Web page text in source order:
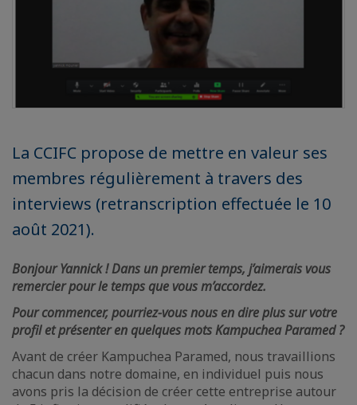
La CCIFC propose de mettre en valeur ses
membres régulièrement à travers des
interviews (retranscription effectuée le 10
août 2021).
Bonjour Yannick ! Dans un premier temps, j’aimerais vous
remercier pour le temps que vous m’accordez.
Pour commencer, pourriez-vous nous en dire plus sur votre
profil et présenter en quelques mots Kampuchea Paramed ?
Avant de créer Kampuchea Paramed, nous travaillions
chacun dans notre domaine, en individuel puis nous
avons pris la décision de créer cette entreprise autour